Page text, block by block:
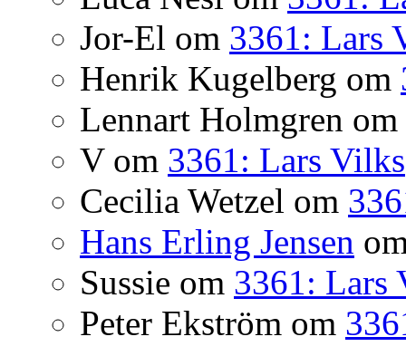
Jor-El om 3361: Lars
Henrik Kugelberg om
Lennart Holmgren om
Vom 3361: Lars Vilks
Cecilia Wetzel om
Hans Erling Jensen
Sussie om 3361: Lars
Peter Ekström om